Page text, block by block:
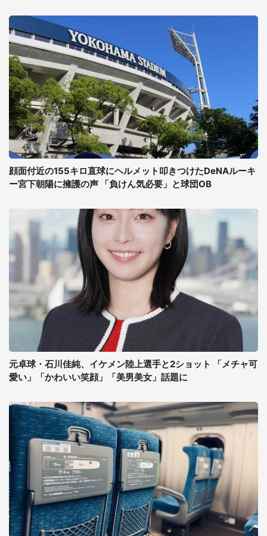
顔面付近の155キロ直球にヘルメット叩きつけたDeNAルーキ
ー宮下朝陽に擁護の声 「負けん気必要」と球団OB
元卓球・石川佳純、イケメン陸上選手と2ショット 「メチャ可
愛い」「かわいい笑顔」「美男美女」話題に